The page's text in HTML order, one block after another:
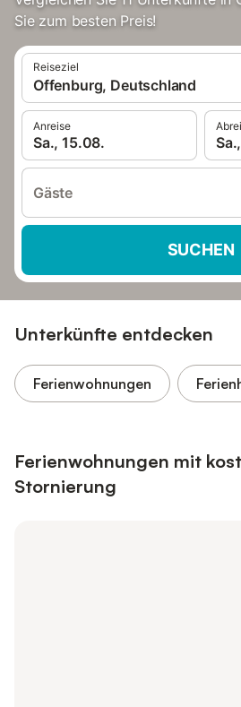
Sie zum besten Preis!
Reiseziel
Offenburg, Deutschland
Anreise
Sa., 15.08.
Gäste
SUCHEN
Unterkünfte entdecken
Ferienwohnungen
Ferienwohnungen mit
Stornierung